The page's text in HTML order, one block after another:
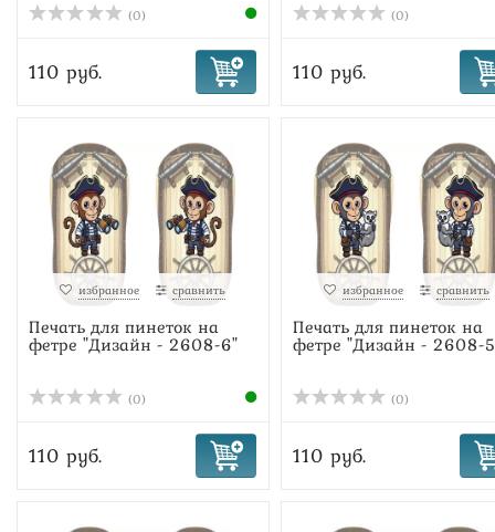
(0)
110 руб.
(0)
110 руб.
избранное сравнить
Печать для пинеток на
фетре "Дизайн - 2608-6"
(0)
110 руб.
избранное сравнить
Печать для пинеток на
фетре "Дизайн - 2608-
(0)
110 руб.